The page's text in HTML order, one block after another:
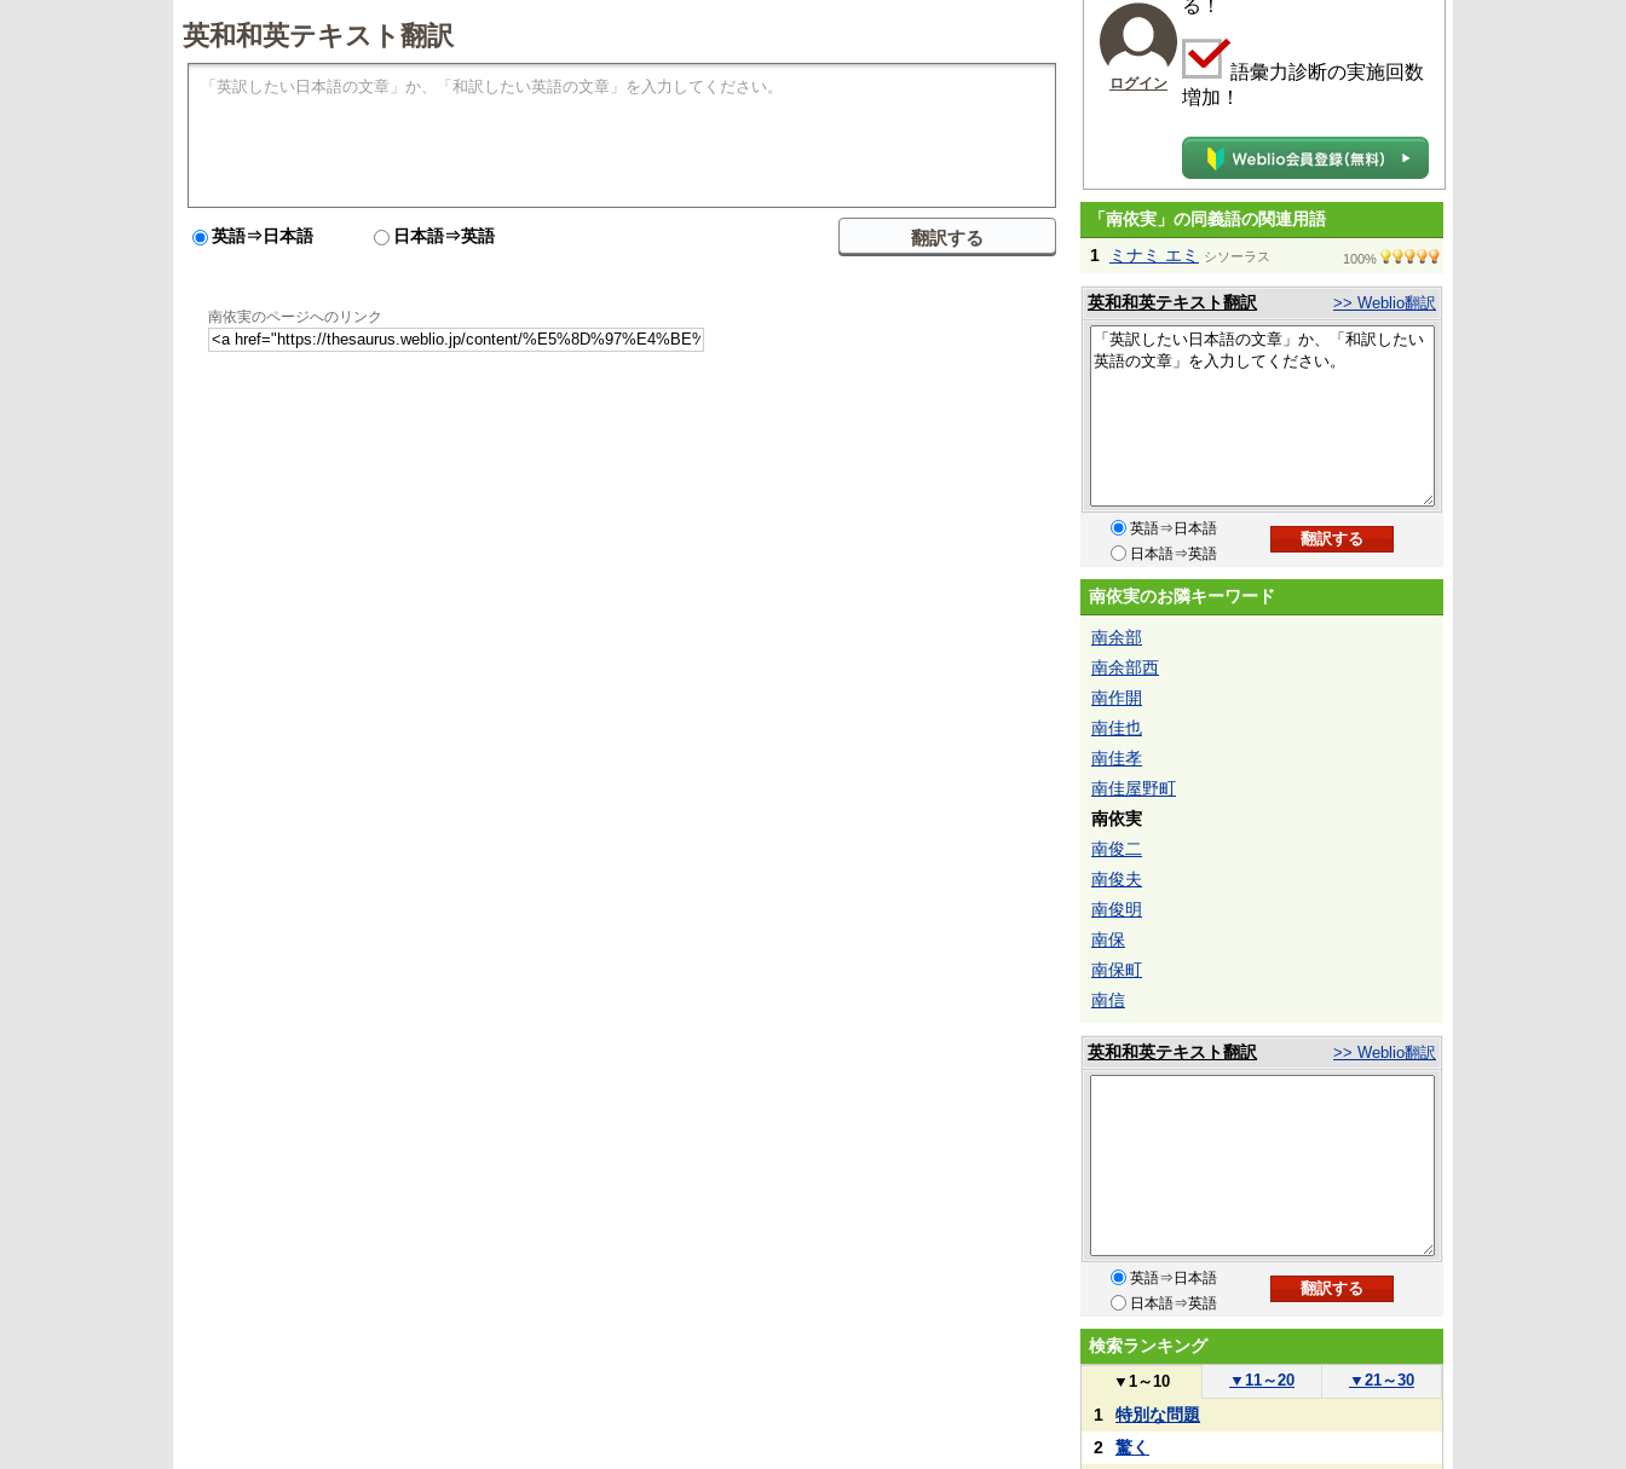
英和和英テキスト翻訳
英語⇒日本語 日本語⇒英語
南依実のページへのリンク
ログイン
る！
語彙力診断の実施回数
増加！
「南依実」の同義語の関連用語
1
ミナミ エミ シソーラス 100%
英和和英テキスト翻訳 >> Weblio翻訳
英語⇒日本語
日本語⇒英語
南依実のお隣キーワード
南余部
南余部西
南作開
南佳也
南佳孝
南佳屋野町
南依実
南俊二
南俊夫
南俊明
南保
南保町
南信
英和和英テキスト翻訳 >> Weblio翻訳
英語⇒日本語
日本語⇒英語
検索ランキング
▼ 1～10 ▼ 11～20 ▼ 21～30
1
特別な問題
2
驚く